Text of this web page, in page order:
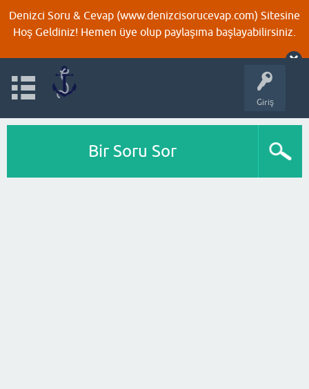
Denizci Soru & Cevap (www.denizcisorucevap.com) Sitesine
Hoş Geldiniz! Hemen üye olup paylaşıma başlayabilirsiniz.
Giriş
Bir Soru Sor